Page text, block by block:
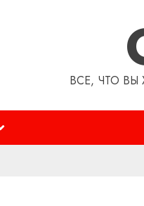
ВСЕ, ЧТО